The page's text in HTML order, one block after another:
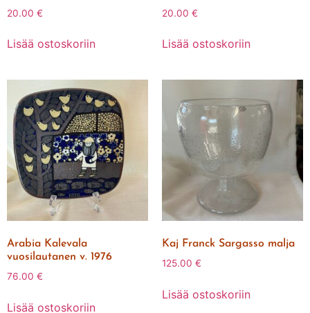
20.00 €
Lisää ostoskoriin
20.00 €
Lisää ostoskoriin
Arabia Kalevala
vuosilautanen v. 1976
76.00 €
Lisää ostoskoriin
Kaj Franck Sargasso malja
125.00 €
Lisää ostoskoriin